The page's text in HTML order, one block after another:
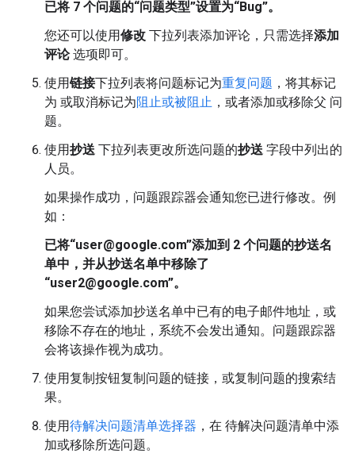
已将 7 个问题的“问题类型”设置为“Bug”。
您还可以使用修改 下拉列表添加评论，只需选择添加
评论选项即可。
使用链接下拉列表将问题标记为重复问题 ，将其标记
为 或取消标记为阻止或被阻止 ，或者添加或移除父 问
题。
使用抄送 下拉列表更改所选问题的抄送 字段中列出的
人员。
如果操作成功，问题跟踪器会通知您已进行修改。例
如：
已将“user@google.com”添加到 2 个问题的抄送名
单中，并从抄送名单中移除了
“user2@google.com”。
如果您尝试添加抄送名单中已有的电子邮件地址，或
移除不存在的地址，系统不会发出通知。问题跟踪器
会将该操作视为成功。
使用复制按钮复制问题的链接，或复制问题的搜索结
果。
使用待解决问题清单选择器 ，在 待解决问题清单中添
加或移除所选问题。